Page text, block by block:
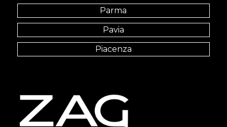
Parma
Pavia
Piacenza